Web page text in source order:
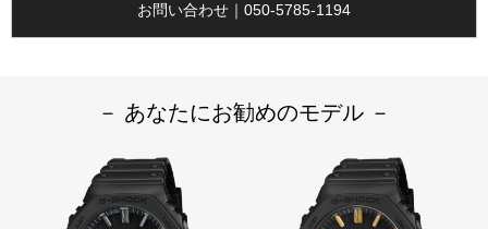
お問い合わせ｜050-5785-1194
－ あなたにお勧めのモデル －